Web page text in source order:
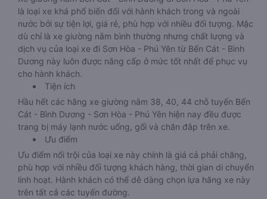
là loại xe khá phổ biến đối với hành khách trong và ngoài
nước bởi sự tiện lợi, giá rẻ, phù hợp với nhiều đối tượng. Mặc
dù chỉ là xe giường nằm bình thường nhưng chất lượng và
dịch vụ của loại xe đi Sơn Hòa - Phú Yên từ Bến Cát - Bình
Dương này luôn được nâng cấp ở mức tốt nhất để phục vụ
cho hành khách.
Tiện ích
Hầu hết các hãng xe giường nằm 38, 40, 44 chỗ tuyến Bến
Cát - Bình Dương - Sơn Hòa - Phú Yên hiện nay đều được
trang bị máy lạnh nước uống, gối và chăn đắp trên xe.
Ưu điểm
Ưu điểm nổi trội của loại xe này chính là giá cả phải chăng,
phù hợp với nhiều đối tượng khách hàng, thời gian di chuyển
linh hoạt. Hành khách có thể dễ dàng chọn lựa hãng xe này
trên tất cả các tuyến đường.